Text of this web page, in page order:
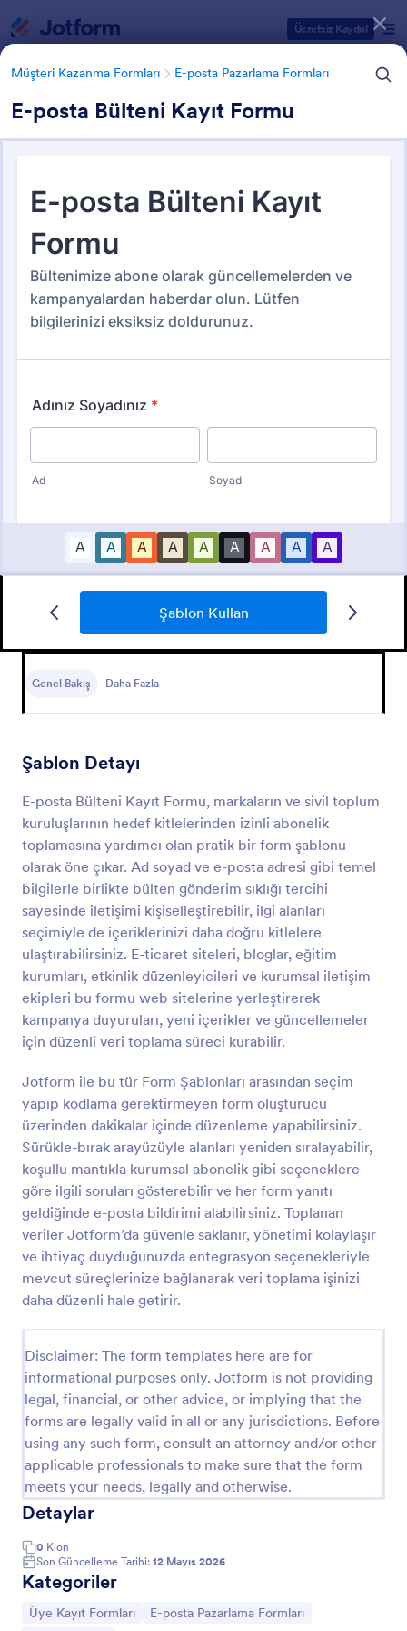
Ücretsiz Kaydol
Müşteri Kazanma Formları E-posta Pazarlama Formları
E-posta Bülteni Kayıt Formu
Şablon Kullan
Genel Bakış Daha Fazla
Şablon Detayı
E-posta Bülteni Kayıt Formu, markaların ve sivil toplum
kuruluşlarının hedef kitlelerinden izinli abonelik
toplamasına yardımcı olan pratik bir form şablonu
olarak öne çıkar. Ad soyad ve e-posta adresi gibi temel
bilgilerle birlikte bülten gönderim sıklığı tercihi
sayesinde iletişimi kişiselleştirebilir, ilgi alanları
seçimiyle de içeriklerinizi daha doğru kitlelere
ulaştırabilirsiniz. E-ticaret siteleri, bloglar, eğitim
kurumları, etkinlik düzenleyicileri ve kurumsal iletişim
ekipleri bu formu web sitelerine yerleştirerek
kampanya duyuruları, yeni içerikler ve güncellemeler
için düzenli veri toplama süreci kurabilir.
Jotform ile bu tür Form Şablonları arasından seçim
yapıp kodlama gerektirmeyen form oluşturucu
üzerinden dakikalar içinde düzenleme yapabilirsiniz.
Sürükle-bırak arayüzüyle alanları yeniden sıralayabilir,
koşullu mantıkla kurumsal abonelik gibi seçeneklere
göre ilgili soruları gösterebilir ve her form yanıtı
geldiğinde e-posta bildirimi alabilirsiniz. Toplanan
veriler Jotform’da güvenle saklanır, yönetimi kolaylaşır
ve ihtiyaç duyduğunuzda entegrasyon seçenekleriyle
mevcut süreçlerinize bağlanarak veri toplama işinizi
daha düzenli hale getirir.
Disclaimer: The form templates here are for
informational purposes only. Jotform is not providing
legal, financial, or other advice, or implying that the
forms are legally valid in all or any jurisdictions. Before
using any such form, consult an attorney and/or other
applicable professionals to make sure that the form
meets your needs, legally and otherwise.
Detaylar
0 Klon
Son Güncelleme Tarihi: 12 Mayıs 2026
Kategoriler
Kategoriye git:
Üye Kayıt Formları Kategoriye git:
E-posta Pazarlama Formları
Müşteri Kazanma Formları E-posta Pazarlama Formları
E-posta Pazarlama Formları
E Posta Toplama Formu
izinli iletişim tercihlerini çevrim içi toplayın, Jotform
gönderimlerini tek yerden yönetin.
Önizleme
SMS İzin Formu
SMS İzin Formu, SMS ile iletişim izni ve mesaj
tercihlerini çevrim içi veri toplama ile kaydetmek
şablonudur.
Go to Category:
Onay Formları
Şablon Kullan
Önizleme
Form Şablonu Kategorileri